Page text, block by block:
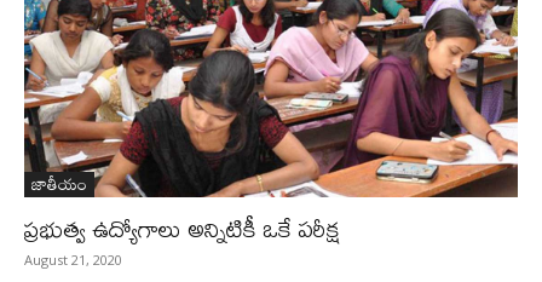
జాతీయం
ప్రభుత్వ ఉద్యోగాలు అన్నిటికీ ఒకే పరీక్ష
August 21, 2020